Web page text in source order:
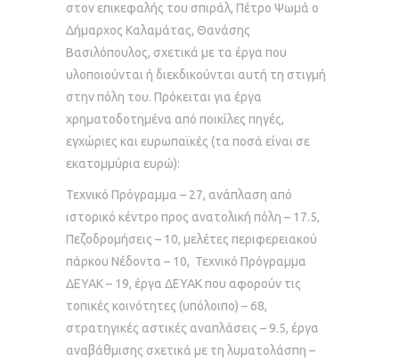
στον επικεφαλής του σπιράλ, Πέτρο Ψωμά ο
Δήμαρχος Καλαμάτας, Θανάσης
Βασιλόπουλος, σχετικά με τα έργα που
υλοποιούνται ή διεκδικούνται αυτή τη στιγμή
στην πόλη του. Πρόκειται για έργα
χρηματοδοτημένα από ποικίλες πηγές,
εγχώριες και ευρωπαϊκές (τα ποσά είναι σε
εκατομμύρια ευρώ):
Τεχνικό Πρόγραμμα – 27, ανάπλαση από
ιστορικό κέντρο προς ανατολική πόλη – 17.5,
Πεζοδρομήσεις – 10, μελέτες περιφερειακού
πάρκου Νέδοντα – 10, Τεχνικό Πρόγραμμα
ΔΕΥΑΚ – 19, έργα ΔΕΥΑΚ που αφορούν τις
τοπικές κοινότητες (υπόλοιπο) – 68,
στρατηγικές αστικές αναπλάσεις – 9.5, έργα
αναβάθμισης σχετικά με τη λυματολάσπη –